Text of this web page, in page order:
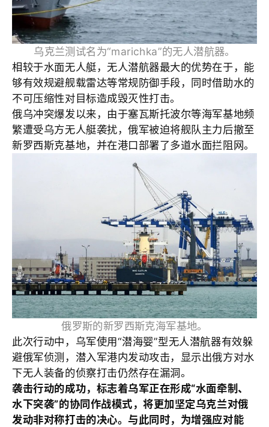
乌克兰测试名为“marichka”的无人潜航器。
相较于水面无人艇，无人潜航器最大的优势在于，能
够有效规避舰载雷达等常规防御手段，同时借助水的
不可压缩性对目标造成毁灭性打击。
俄乌冲突爆发以来，由于塞瓦斯托波尔等海军基地频
繁遭受乌方无人艇袭扰，俄军被迫将舰队主力后撤至
新罗西斯克基地，并在港口部署了多道水面拦阻网。
俄罗斯的新罗西斯克海军基地。
此次行动中，乌军使用“潜海婴”型无人潜航器有效躲
避俄军侦测，潜入军港内发动攻击，显示出俄方对水
下无人装备的侦察打击仍然存在漏洞。
袭击行动的成功，标志着乌军正在形成“水面牵制、
水下突袭”的协同作战模式，将更加坚定乌克兰对俄
发动非对称打击的决心。与此同时，为增强应对能